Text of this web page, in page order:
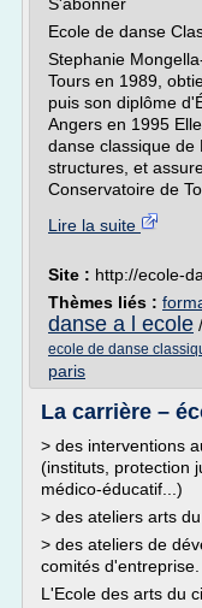
Ecole de danse
Stephanie
Tours en 1989,
puis son diplôme
Angers en 1995
danse classique de
structures, et
Conservatoire de
Lire la suite
Site : http://ecole-
Thèmes liés :
danse a l ecole /
ecole de danse
paris
La carrière –
> des interventions
(instituts, protection
médico-éducatif...)
> des ateliers arts
> des ateliers de
comités d'entreprise.
L'Ecole des arts du